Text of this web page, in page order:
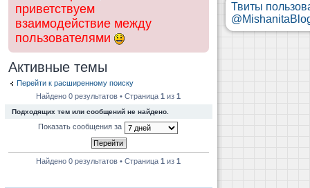
приветствуем
взаимодействие между
пользователями
Активные темы
Перейти к расширенному поиску
Найдено 0 результатов • Страница1 из1
Подходящих тем или сообщений не найдено.
Показать сообщения за
Найдено 0 результатов • Страница1 из1
Твиты